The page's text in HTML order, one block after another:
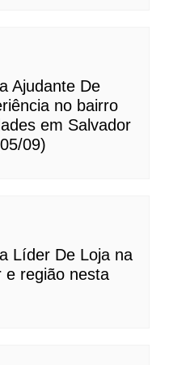
Ajudante De
no bairro
em Salvador
09)
Líder De Loja na
e região nesta